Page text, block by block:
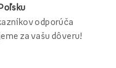
odporúča
za vašu dôveru!